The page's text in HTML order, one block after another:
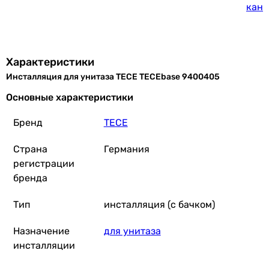
Характеристики
Инсталляция для унитаза TECE TECEbase 9400405
Основные характеристики
Бренд TECE
Страна
регистрации
бренда
Германия
Тип инсталляция (с бачком)
Назначение
инсталляции
для унитаза